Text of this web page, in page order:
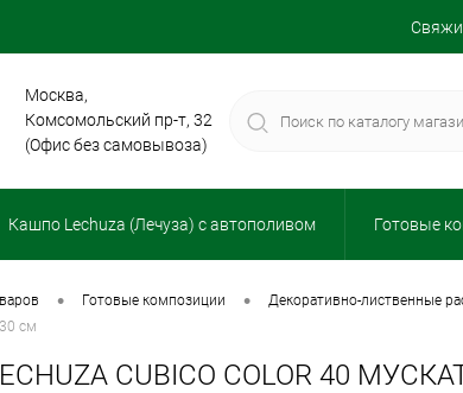
Москва,
Комсомольский пр-т, 32
(Офис без самовывоза)
Кашпо Lechuza (Лечуза) с автополивом Готовые
• готовые композиции • декоративно-лиственные
см
CUBICO COLOR 40